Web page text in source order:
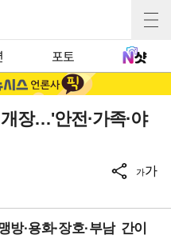
포토
장…'안전·가족·야
가가
방·용화·장호·부남 간이